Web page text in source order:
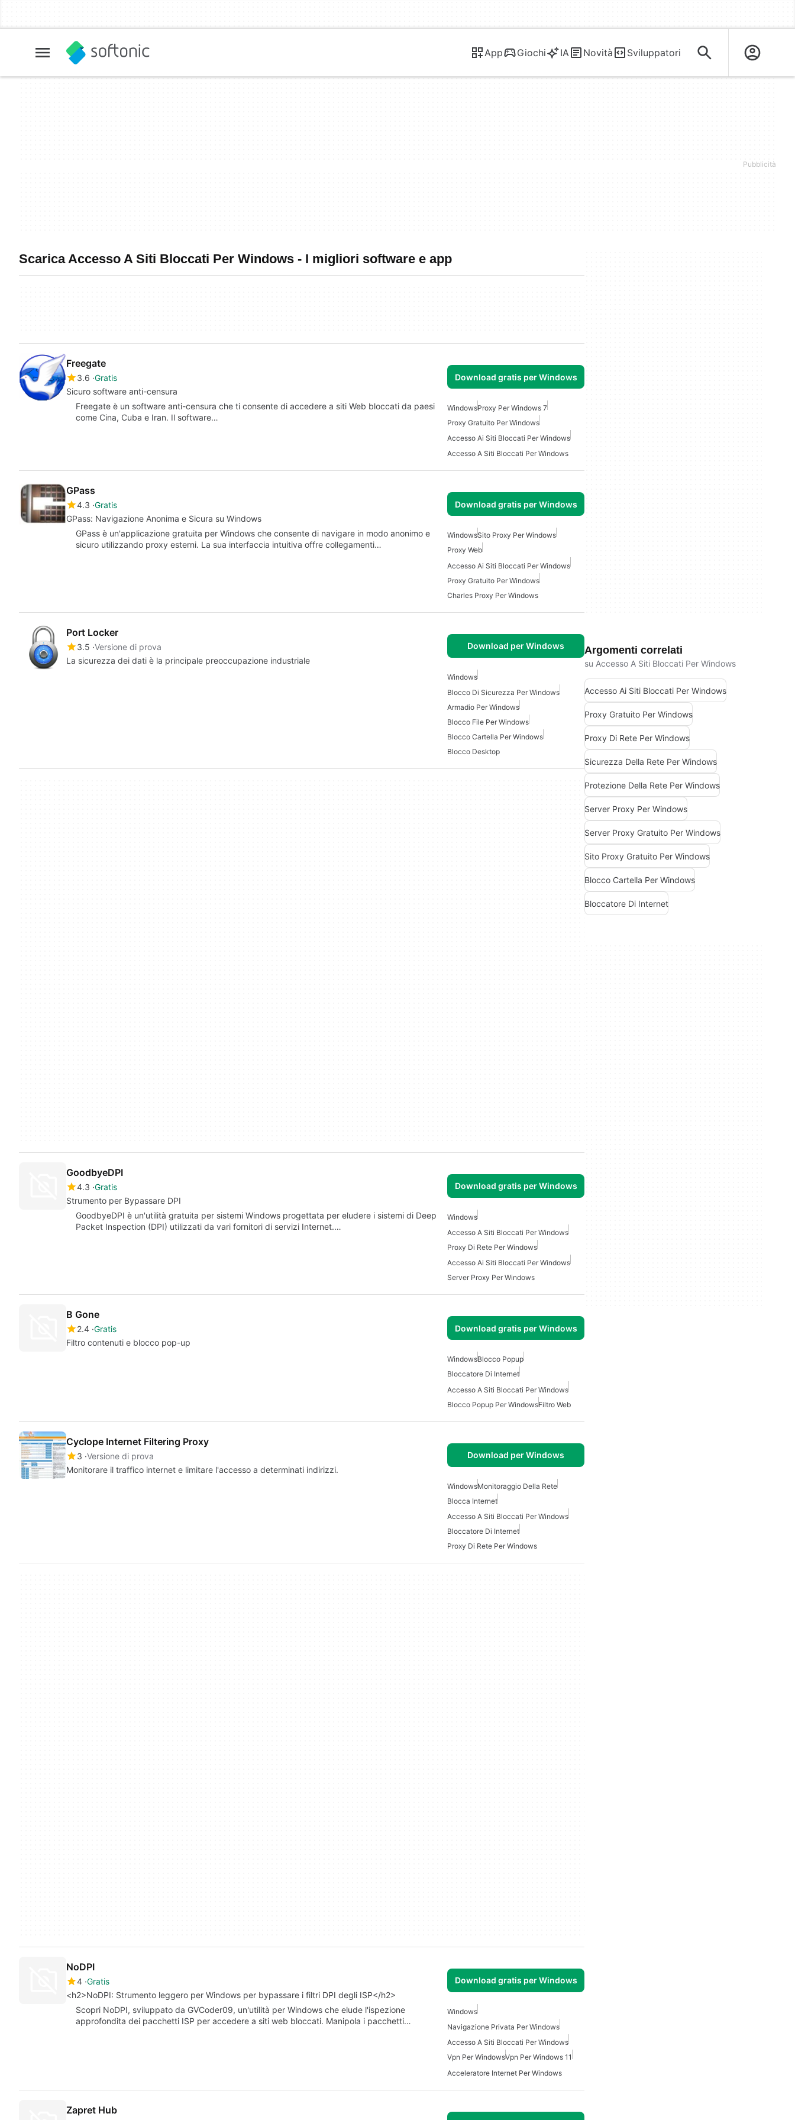
App Giochi IA Novità Sviluppatori
Scarica Accesso A Siti Bloccati Per Windows - I migliori software e app
Freegate
3.6 Gratis
Sicuro software anti-censura
Download gratis per Windows
Freegate è un software anti-censura che ti consente di accedere a siti Web bloccati da paesi
come Cina, Cuba e Iran. Il software…
WindowsProxy Per Windows 7
Proxy Gratuito Per Windows
Accesso Ai Siti Bloccati Per Windows
Accesso A Siti Bloccati Per Windows
GPass
4.3 Gratis
GPass: Navigazione Anonima e Sicura su Windows
Download gratis per Windows
GPass è un'applicazione gratuita per Windows che consente di navigare in modo anonimo e
sicuro utilizzando proxy esterni. La sua interfaccia intuitiva offre collegamenti…
WindowsSito Proxy Per Windows
Proxy Web
Accesso Ai Siti Bloccati Per Windows
Proxy Gratuito Per Windows
Charles Proxy Per Windows
Port Locker
3.5 Versione di prova
La sicurezza dei dati è la principale preoccupazione industriale
Download per Windows
Windows
Blocco Di Sicurezza Per Windows
Armadio Per Windows
Blocco File Per Windows
Blocco Cartella Per Windows
Blocco Desktop
GoodbyeDPI
4.3 Gratis
Strumento per Bypassare DPI
Download gratis per Windows
GoodbyeDPI è un'utilità gratuita per sistemi Windows progettata per eludere i sistemi di Deep
Packet Inspection (DPI) utilizzati da vari fornitori di servizi Internet.…
Windows
Accesso A Siti Bloccati Per Windows
Proxy Di Rete Per Windows
Accesso Ai Siti Bloccati Per Windows
Server Proxy Per Windows
B Gone
2.4 Gratis
Filtro contenuti e blocco pop-up
Download gratis per Windows
WindowsBlocco Popup
Bloccatore Di Internet
Accesso A Siti Bloccati Per Windows
Blocco Popup Per WindowsFiltro Web
Cyclope Internet Filtering Proxy
3 Versione di prova
Monitorare il traffico internet e limitare l'accesso a determinati indirizzi.
Download per Windows
WindowsMonitoraggio Della Rete
Blocca Internet
Accesso A Siti Bloccati Per Windows
Bloccatore Di Internet
Proxy Di Rete Per Windows
NoDPI
4 Gratis
<h2>NoDPI: Strumento leggero per Windows per bypassare i filtri DPI degli ISP</h2>
Download gratis per Windows
Scopri NoDPI, sviluppato da GVCoder09, un'utilità per Windows che elude l'ispezione
approfondita dei pacchetti ISP per accedere a siti web bloccati. Manipola i pacchetti…
Windows
Navigazione Privata Per Windows
Accesso A Siti Bloccati Per Windows
Vpn Per WindowsVpn Per Windows 11
Acceleratore Internet Per Windows
Zapret Hub
Argomenti correlati
su Accesso A Siti Bloccati Per Windows
Accesso Ai Siti Bloccati Per Windows
Proxy Gratuito Per Windows
Proxy Di Rete Per Windows
Sicurezza Della Rete Per Windows
Protezione Della Rete Per Windows
Server Proxy Per Windows
Server Proxy Gratuito Per Windows
Sito Proxy Gratuito Per Windows
Blocco Cartella Per Windows
Bloccatore Di Internet